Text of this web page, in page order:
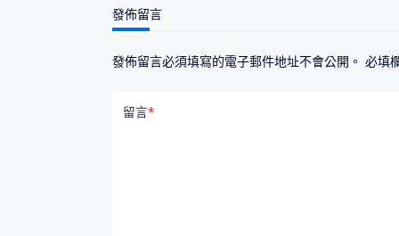
發佈留言
發佈留言必須填寫的電子郵件地址不會公開。 必填
留言*